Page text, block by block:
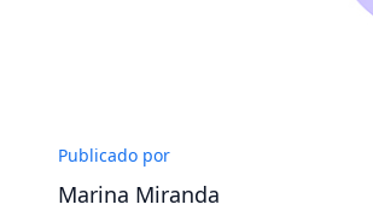
Publicado por
Marina Miranda